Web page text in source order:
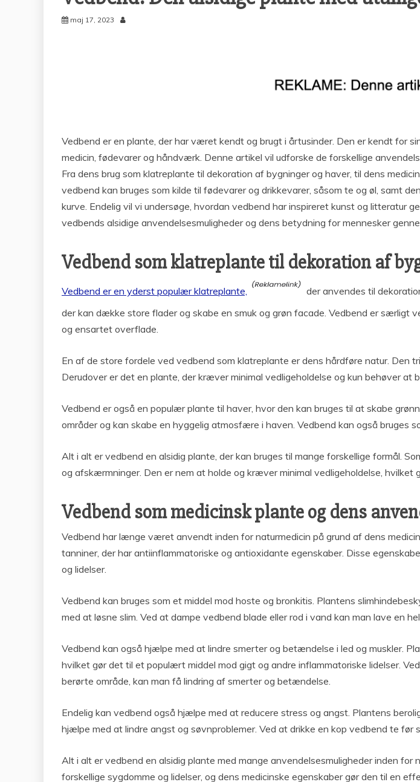
maj 17, 2023
Vedbend er en plante, der har været kendt og brugt i årtusinder. Den er kendt for
medicin, fødevarer og håndværk. Denne artikel vil udforske de forskellige
Fra dens brug som klatreplante til dekoration af bygninger og haver, til dens
vedbend kan bruges som kilde til fødevarer og drikkevarer, såsom te og øl, samt
kurve. Endelig vil vi undersøge, hvordan vedbend har inspireret kunst og litteratur
vedbends alsidige anvendelsesmuligheder og dens betydning for mennesker
Vedbend som klatreplante til dekoration af
Vedbend er en yderst populær klatreplante,
der anvendes til
der kan dække store flader og skabe en smuk og grøn facade. Vedbend er
og ensartet overflade.
En af de store fordele ved vedbend som klatreplante er dens hårdføre natur.
Derudover er det en plante, der kræver minimal vedligeholdelse og kun behøver at
Vedbend er også en populær plante til haver, hvor den kan bruges til at skabe
områder og kan skabe en hyggelig atmosfære i haven. Vedbend kan også bruges
Alt i alt er vedbend en alsidig plante, der kan bruges til mange forskellige formål.
og afskærmninger. Den er nem at holde og kræver minimal vedligeholdelse,
Vedbend som medicinsk plante og dens
Vedbend har længe været anvendt inden for naturmedicin på grund af dens
tanniner, der har antiinflammatoriske og antioxidante egenskaber. Disse
og lidelser.
Vedbend kan bruges som et middel mod hoste og bronkitis. Plantens
med at løsne slim. Ved at dampe vedbend blade eller rod i vand kan man lave en
Vedbend kan også hjælpe med at lindre smerter og betændelse i led og muskler.
hvilket gør det til et populært middel mod gigt og andre inflammatoriske lidelser.
berørte område, kan man få lindring af smerter og betændelse.
Endelig kan vedbend også hjælpe med at reducere stress og angst. Plantens
hjælpe med at lindre angst og søvnproblemer. Ved at drikke en kop vedbend te
Alt i alt er vedbend en alsidig plante med mange anvendelsesmuligheder inden
forskellige sygdomme og lidelser, og dens medicinske egenskaber gør den til en